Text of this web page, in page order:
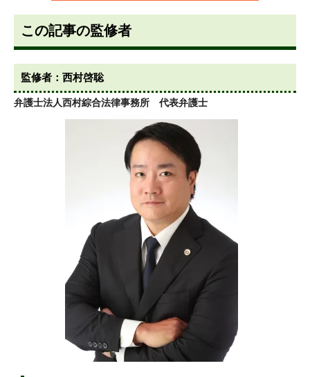
この記事の監修者
監修者：西村啓聡
弁護士法人西村綜合法律事務所 代表弁護士